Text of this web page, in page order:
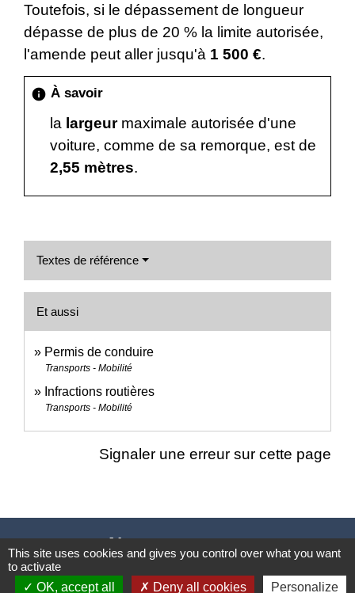
Toutefois, si le dépassement de longueur
dépasse de plus de 20 % la limite autorisée,
l'amende peut aller jusqu'à 1 500 €.
info À savoir
la largeurmaximale autorisée d'une
voiture, comme de sa remorque, est de
2,55 mètres.
Textes de référence
Et aussi
Permis de conduire
Transports - Mobilité
Infractions routières
Transports - Mobilité
Signaler une erreur sur cette page
Nous contacter
Commune de Puylaurens
This site uses cookies and gives you control over what you want
to activate
OK, accept all
Deny all cookies Personalize